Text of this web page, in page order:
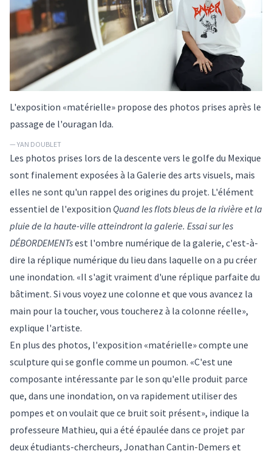
L'exposition «matérielle» propose des photos prises après le
passage de l'ouragan Ida.
— YAN DOUBLET
Les photos prises lors de la descente vers le golfe du Mexique
sont finalement exposées à la Galerie des arts visuels, mais
elles ne sont qu'un rappel des origines du projet. L'élément
essentiel de l'exposition Quand les flots bleus de la rivière et la
pluie de la haute-ville atteindront la galerie. Essai sur les
DÉBORDEMENTsest l'ombre numérique de la galerie, c'est-à-
dire la réplique numérique du lieu dans laquelle on a pu créer
une inondation. «Il s'agit vraiment d'une réplique parfaite du
bâtiment. Si vous voyez une colonne et que vous avancez la
main pour la toucher, vous toucherez à la colonne réelle»,
explique l'artiste.
En plus des photos, l'exposition «matérielle» compte une
sculpture qui se gonfle comme un poumon. «C'est une
composante intéressante par le son qu'elle produit parce
que, dans une inondation, on va rapidement utiliser des
pompes et on voulait que ce bruit soit présent», indique la
professeure Mathieu, qui a été épaulée dans ce projet par
deux étudiants-chercheurs, Jonathan Cantin-Demers et